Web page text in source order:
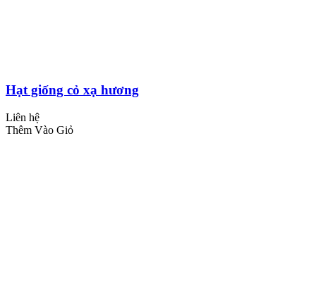
Hạt giống cỏ xạ hương
Liên hệ
Thêm Vào Giỏ